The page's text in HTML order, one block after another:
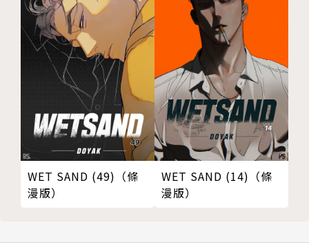
WET SAND (49)（條
漫版）
WET SAND (14)（條
漫版）